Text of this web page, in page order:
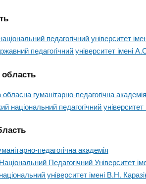
педагогічний університет
педагогічний університет імені
гуманітарно-педагогічна
національний педагогічний
педагогічна академія
Педагогічний Університет
університет імені В.Н.